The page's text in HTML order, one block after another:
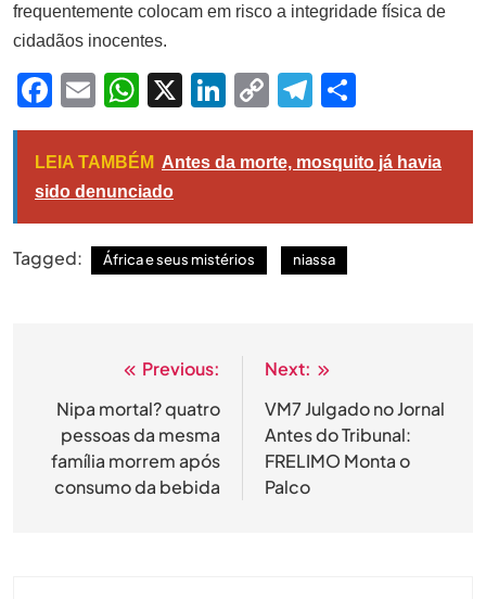
frequentemente colocam em risco a integridade física de
cidadãos inocentes.
Facebook
EmailWhatsApp
X LinkedIn
Copy
Link
Telegram
LEIA TAMBÉM Antes da morte, mosquito já havia
sido denunciado
Tagged: África e seus mistérios niassa
Navegação
de
artigos
Previous:
Nipa mortal? quatro
pessoas da mesma
família morrem após
consumo da bebida
Next:
VM7 Julgado no Jornal
Antes do Tribunal:
FRELIMO Monta o
Palco